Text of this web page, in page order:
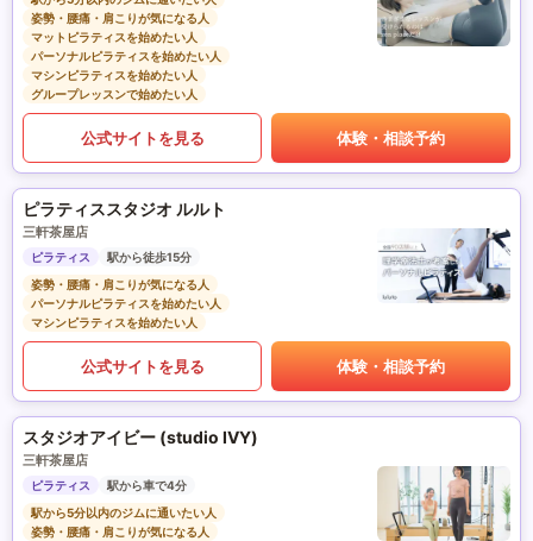
姿勢・腰痛・肩こりが気になる人
マットピラティスを始めたい人
パーソナルピラティスを始めたい人
マシンピラティスを始めたい人
グループレッスンで始めたい人
公式サイトを見る 体験・相談予約
ピラティススタジオ ルルト
三軒茶屋店
ピラティス
駅から徒歩15分
姿勢・腰痛・肩こりが気になる人
パーソナルピラティスを始めたい人
マシンピラティスを始めたい人
公式サイトを見る 体験・相談予約
スタジオアイビー (studio IVY)
三軒茶屋店
ピラティス
駅から車で4分
駅から5分以内のジムに通いたい人
姿勢・腰痛・肩こりが気になる人